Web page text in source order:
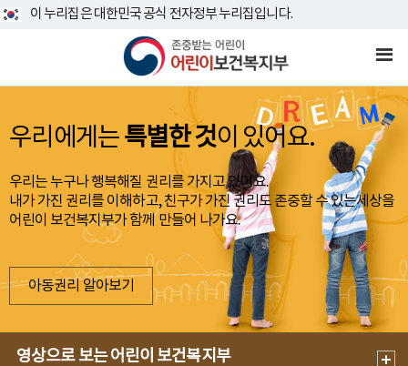
이 누리집은 대한민국 공식 전자정부 누리집입니다.
우리에게는특별한 것이 있어요.
우리는 누구나 행복해질 권리를 가지고 있어요.
내가 가진 권리를 이해하고, 친구가 가진 권리도 존중할 수 있는세상을
어린이 보건복지부가 함께 만들어 나가요.
아동권리 알아보기
영상으로 보는 어린이 보건복지부